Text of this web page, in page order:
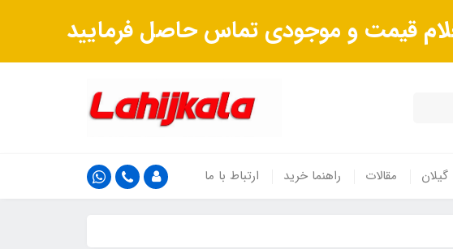
قیمت و موجودی تماس حاصل فرمایید
مقالات راهنما خرید ارتباط با ما